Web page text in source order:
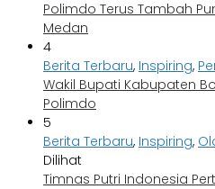
Polimdo Terus Tambah
Medan
4
Berita Terbaru, Inspiring,
Wakil Bupati Kabupaten
Polimdo
5
Berita Terbaru, Inspiring,
Dilihat
Timnas Putri Indonesia